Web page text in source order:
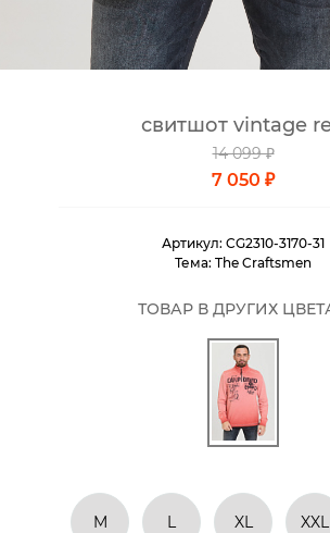
свитшот vintage
14 099 ₽
7 050 ₽
Артикул: CG2310-3170-31
Тема: The Craftsmen
ТОВАР В ДРУГИХ
M L XL XXL